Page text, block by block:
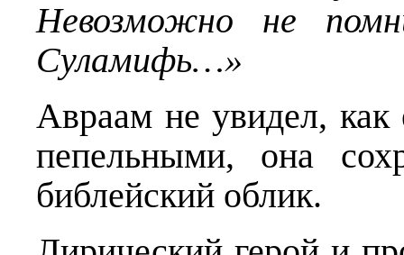
Невозможно не
Суламифь…»
Авраам не увидел, как
пепельными, она
библейский облик.